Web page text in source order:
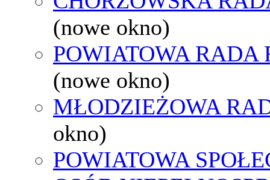
(nowe okno)
POWIATOWA RADA
(nowe okno)
MŁODZIEŻOWA
okno)
POWIATOWA